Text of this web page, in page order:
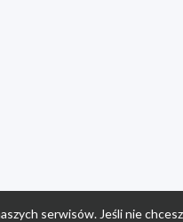
serwisów. Jeśli nie